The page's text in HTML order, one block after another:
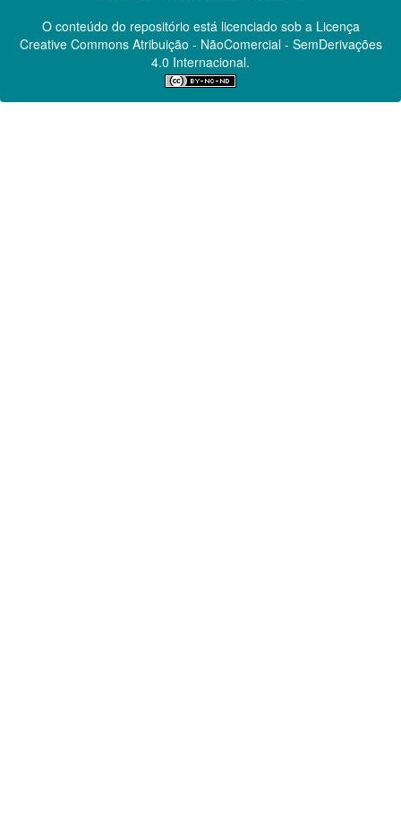
O conteúdo do repositório está licenciado sob a Licença
Creative CommonsAtribuição - NãoComercial - SemDerivações
4.0 Internacional.